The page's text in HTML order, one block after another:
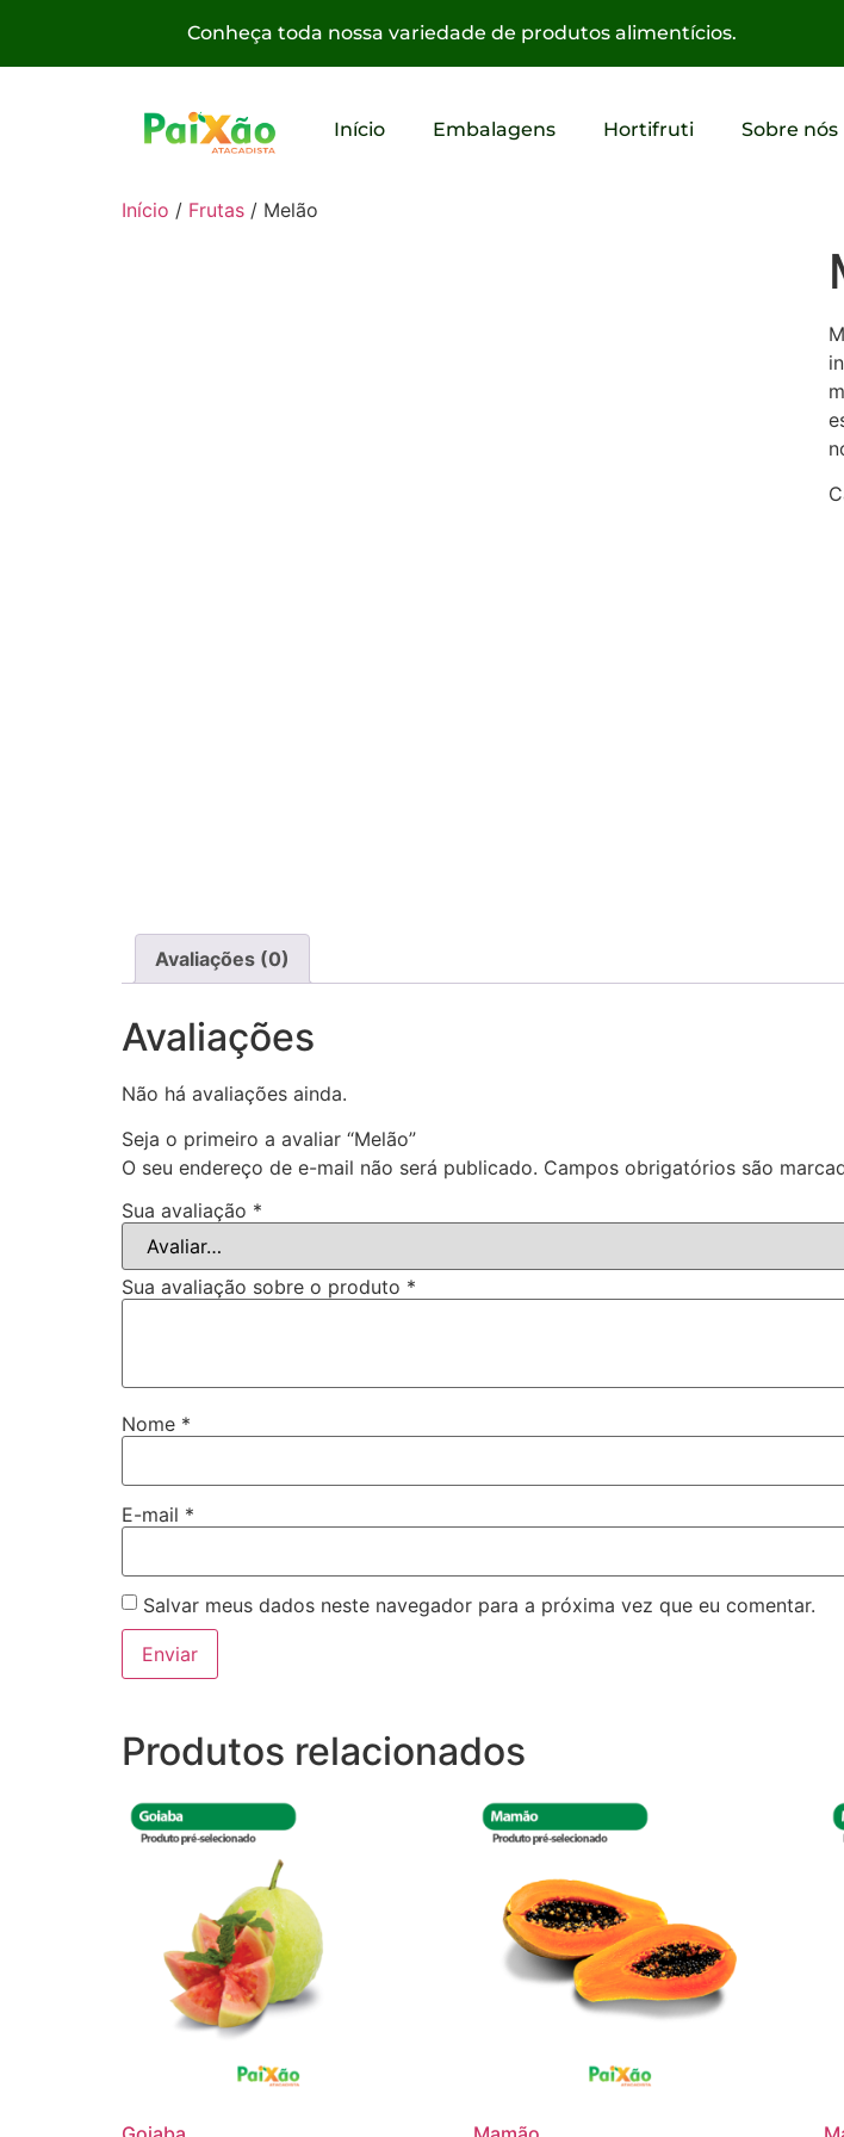
Conheça toda nossa variedade de produtos alimentícios.
Início Embalagens Hortifruti Sobre nós
Início / Frutas / Melão
Avaliações (0)
Avaliações
Não há avaliações ainda.
Seja o primeiro a avaliar “Melão”
O seu endereço de e-mail não será publicado. Campos obrigatórios são
Sua avaliação *
Sua avaliação sobre o produto *
Nome *
E-mail *
Salvar meus dados neste navegador para a próxima vez que eu comentar.
Produtos relacionados